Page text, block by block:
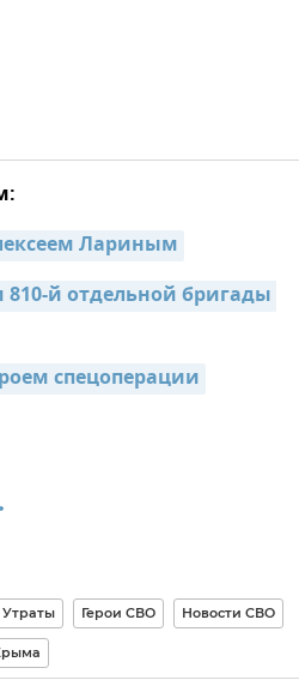
Лариным
810-й отдельной бригады
спецоперации
Утраты Герои СВО Новости СВО